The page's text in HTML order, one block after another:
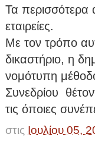
Τα
εταιρείες.
Με τον τρόπο
δικαστήριο, η
νομότυπη
Συνεδρίου
τις όποιες
στις Ιουλίου 05,